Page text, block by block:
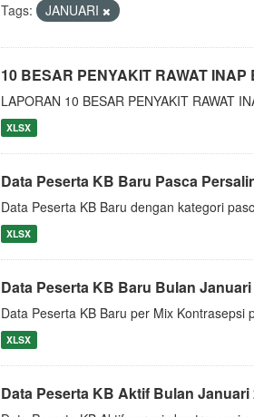
Tags: JANUARI
10 BESAR PENYAKIT RAWAT
LAPORAN 10 BESAR PENYAKIT RAWAT
XLSX
Data Peserta KB Baru Pasca
Data Peserta KB Baru dengan kategori
XLSX
Data Peserta KB Baru Bulan Januari
Data Peserta KB Baru per Mix Kontrasepsi
XLSX
Data Peserta KB Aktif Bulan Januari